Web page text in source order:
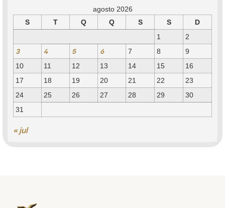
agosto 2026
S
T Q Q S S
D
1
2
3 4 5 6 7 8
9
10
11 12 13 14 15
16
17
18 19 20 21 22
23
24
25 26 27 28 29
30
31
« jul